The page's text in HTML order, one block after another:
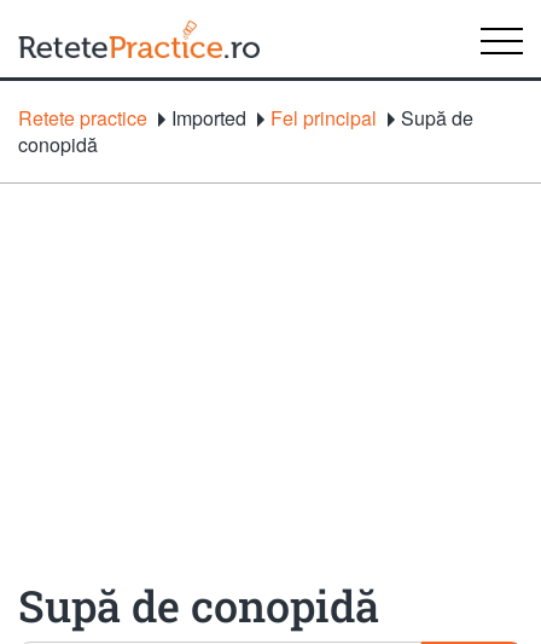
Retete practice Imported Fel principal
Supă de
conopidă
Supă de conopidă